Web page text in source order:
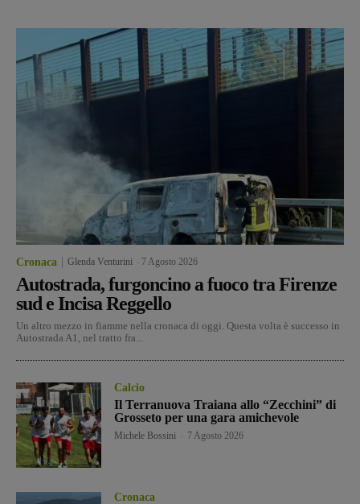
Cronaca Glenda Venturini 7 Agosto 2026
Autostrada, furgoncino a fuoco tra Firenze
sud e Incisa Reggello
Un altro mezzo in fiamme nella cronaca di oggi. Questa volta è successo in
Autostrada A1, nel tratto fra...
Calcio
Il Terranuova Traiana allo “Zecchini” di
Grosseto per una gara amichevole
Michele Bossini 7 Agosto 2026
Cronaca